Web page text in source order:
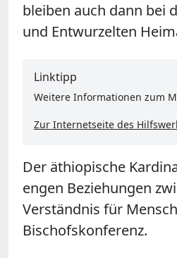
bleiben auch dann bei
und Entwurzelten
Linktipp
Weitere Informationen zum
Zur Internetseite des
Der äthiopische
engen Beziehungen
Verständnis für
Bischofskonferenz.